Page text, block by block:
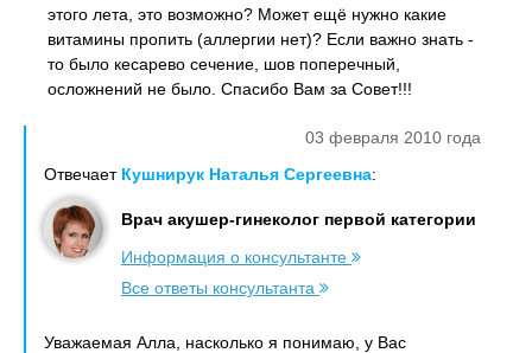
этого лета, это возможно? Может ещё нужно какие
витамины пропить (аллергии нет)? Если важно знать -
то было кесарево сечение, шов поперечный,
осложнений не было. Спасибо Вам за Совет!!!
03 февраля 2010 года
Отвечает Кушнирук Наталья Сергеевна:
Врач акушер-гинеколог первой категории
Информация о консультанте
Все ответы консультанта
Уважаемая Алла, насколько я понимаю, у Вас